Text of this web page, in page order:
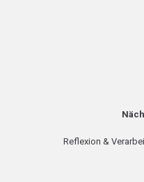
Reflexion &